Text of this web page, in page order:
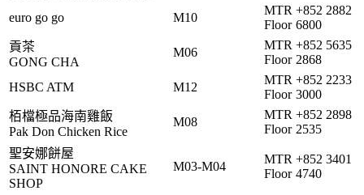
euro go go
M10
MTR
Floor
+852 2882
6800
貢茶
GONG CHA
M06
MTR
Floor
+852 5635
2868
HSBC ATM
M12
MTR
Floor
+852 2233
3000
栢檔極品海南雞飯
Pak Don Chicken Rice
M08
MTR
Floor
+852 2898
2535
聖安娜餅屋
SAINT HONORE CAKE
SHOP
M03-M04
MTR
Floor
+852 3401
4740